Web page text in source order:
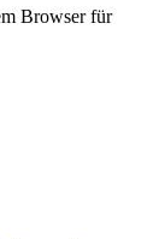
Browser für